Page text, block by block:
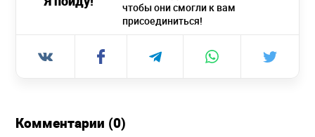
чтобы они смогли к вам
присоединиться!
Комментарии (0)